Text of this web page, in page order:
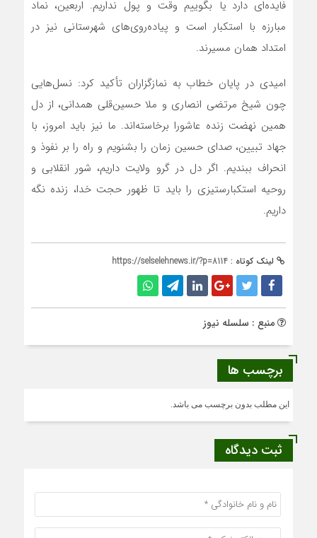
فایده‌ای دارد یا بگوییم وقت و پول نداریم. اربعین، نماد
مبارزه با استکبار است و پیاده‌روی‌های شهرستانی نیز در
امتداد همان مسیرند.
امیدی در پایان خطاب به نمازگزاران تأکید کرد: نسل‌هایی
چون شیخ مرتضی انصاری و ملا حسین‌قلی همدانی، از دل
همین نهضت زنده عاشورا برخاسته‌اند. ما نیز باید امروز، با
جهاد تبیین، صدای حسین زمان را بشنویم و راه را بر نفوذ و
انحراف ببندیم. اگر دل در گرو ولایت داریم، شور انقلابی و
روحیه استکبارستیزی را باید تا ظهور حجت خدا، زنده نگه
داریم.
لینک کوتاه : https://selselehnews.ir/?p=8114
منبع : سلسله نیوز
برچسب ها
این مطلب بدون برچسب می باشد.
ثبت دیدگاه